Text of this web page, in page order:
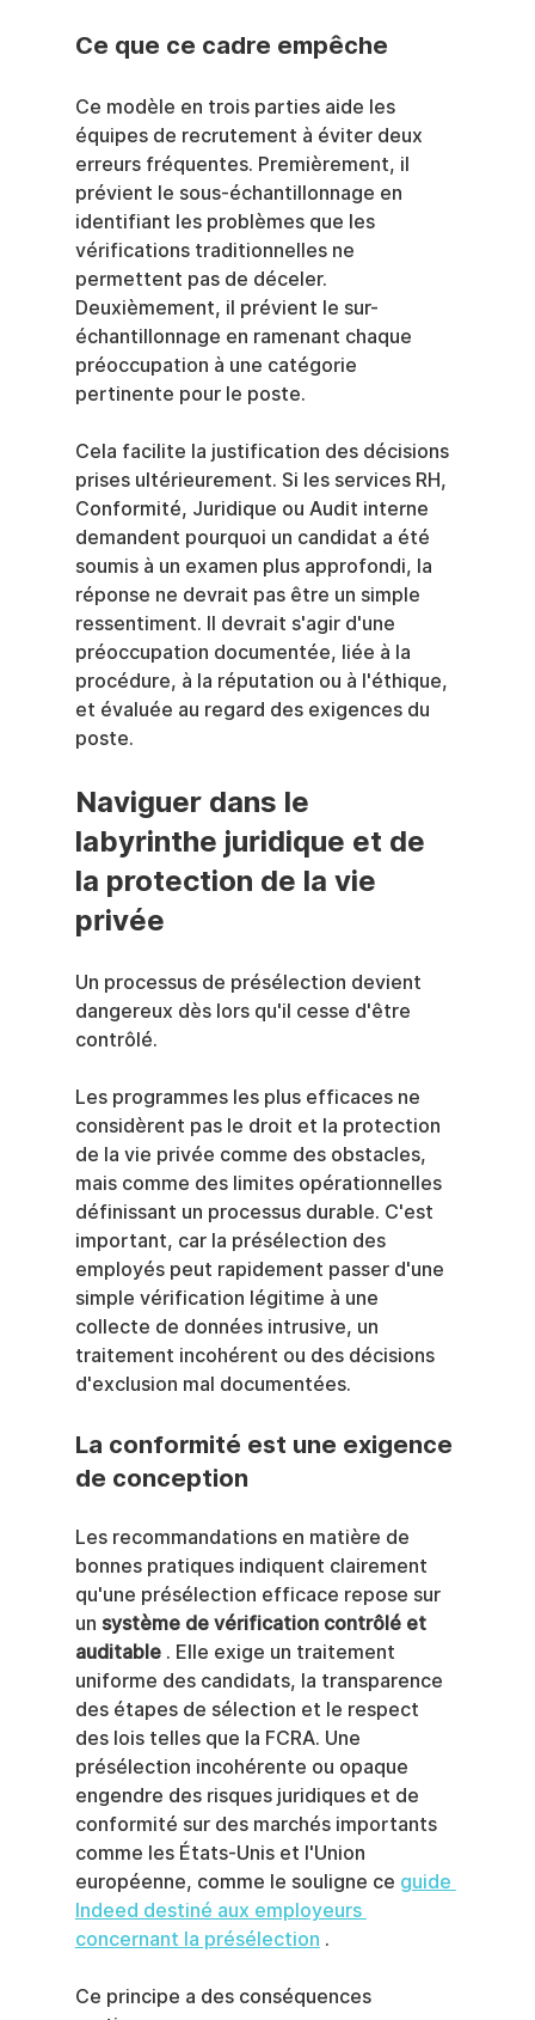
Ce que ce cadre empêche
Ce modèle en trois parties aide les
équipes de recrutement à éviter deux
erreurs fréquentes. Premièrement, il
prévient le sous-échantillonnage en
identifiant les problèmes que les
vérifications traditionnelles ne
permettent pas de déceler.
Deuxièmement, il prévient le sur-
échantillonnage en ramenant chaque
préoccupation à une catégorie
pertinente pour le poste.
Cela facilite la justification des décisions
prises ultérieurement. Si les services RH,
Conformité, Juridique ou Audit interne
demandent pourquoi un candidat a été
soumis à un examen plus approfondi, la
réponse ne devrait pas être un simple
ressentiment. Il devrait s'agir d'une
préoccupation documentée, liée à la
procédure, à la réputation ou à l'éthique,
et évaluée au regard des exigences du
poste.
Naviguer dans le
labyrinthe juridique et de
la protection de la vie
privée
Un processus de présélection devient
dangereux dès lors qu'il cesse d'être
contrôlé.
Les programmes les plus efficaces ne
considèrent pas le droit et la protection
de la vie privée comme des obstacles,
mais comme des limites opérationnelles
définissant un processus durable. C'est
important, car la présélection des
employés peut rapidement passer d'une
simple vérification légitime à une
collecte de données intrusive, un
traitement incohérent ou des décisions
d'exclusion mal documentées.
La conformité est une exigence
de conception
Les recommandations en matière de
bonnes pratiques indiquent clairement
qu'une présélection efficace repose sur
un système de vérification contrôlé et
auditable . Elle exige un traitement
uniforme des candidats, la transparence
des étapes de sélection et le respect
des lois telles que la FCRA. Une
présélection incohérente ou opaque
engendre des risques juridiques et de
conformité sur des marchés importants
comme les États-Unis et l'Union
européenne, comme le souligne ce guide
Indeed destiné aux employeurs
concernant la présélection .
Ce principe a des conséquences